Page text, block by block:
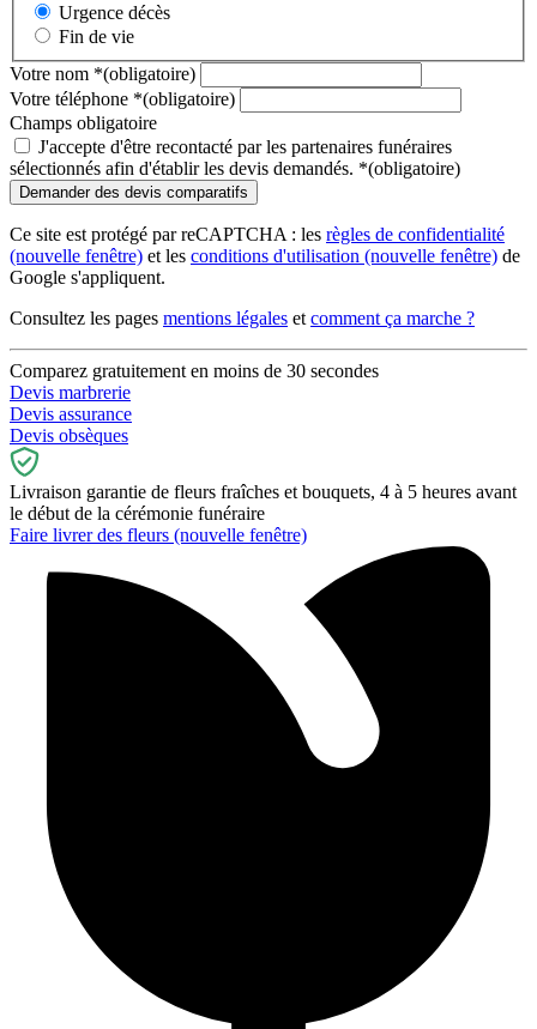
Urgence décès
Fin de vie
Votre nom *(obligatoire)
Votre téléphone *(obligatoire)
Champs obligatoire
J'accepte d'être recontacté par les partenaires funéraires
sélectionnés afin d'établir les devis demandés. *(obligatoire)
Ce site est protégé par reCAPTCHA : les règles de confidentialité
(nouvelle fenêtre) et les conditions d'utilisation (nouvelle fenêtre) de
Google s'appliquent.
Consultez les pages mentions légales et comment ça marche ?
Comparez gratuitement en moins de 30 secondes
Devis marbrerie
Devis assurance
Devis obsèques
Livraison garantie de fleurs fraîches et bouquets, 4 à 5 heures avant
le début de la cérémonie funéraire
Faire livrer des fleurs (nouvelle fenêtre)